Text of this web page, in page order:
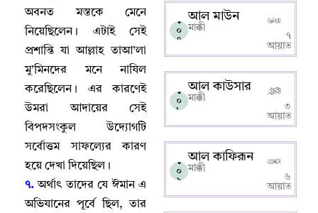
অবনত মস্তকে মেনে
নিয়েছিলেন । এটাই সেই
প্রশান্তি যা আল্লাহ‌ তাআ’লা
মু’মিনদের মনে নাযিল
করেছিলেন । এর কারণেই
উমরা আদায়ের সেই
বিপদসংকুল উদ্যোগটি
সর্বোত্তম সাফল্যের কারণ
হয়ে দেখা দিয়েছিল ।
৭. অর্থাৎ তাদের যে ঈমান এ
অভিযানের পূর্বে ছিল,তার
১
০
৭
আল মাউন
মাক্কী
৭
আয়াত
১
০
৮
আল কাউসার
মাক্কী
৩
আয়াত
১
০
৯
আল কাফিরূন
মাক্কী
৬
আয়াত